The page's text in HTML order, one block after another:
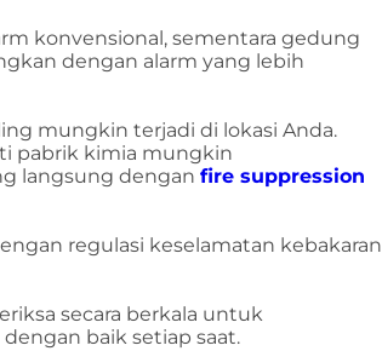
konvensional, sementara gedung
dengan alarm yang lebih
mungkin terjadi di lokasi Anda.
pabrik kimia mungkin
langsung dengan fire suppression
regulasi keselamatan kebakaran
secara berkala untuk
baik setiap saat.